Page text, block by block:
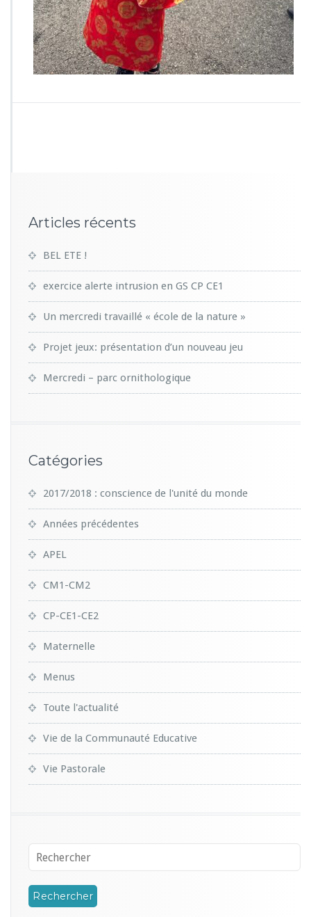
Articles récents
BEL ETE !
exercice alerte intrusion en GS CP CE1
Un mercredi travaillé « école de la nature »
Projet jeux: présentation d’un nouveau jeu
Mercredi – parc ornithologique
Catégories
2017/2018 : conscience de l'unité du monde
Années précédentes
APEL
CM1-CM2
CP-CE1-CE2
Maternelle
Menus
Toute l'actualité
Vie de la Communauté Educative
Vie Pastorale